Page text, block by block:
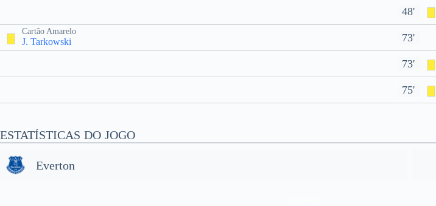
48'
Cartão Amarelo
J. Tarkowski 73'
73'
75'
ESTATÍSTICAS DO JOGO
Everton